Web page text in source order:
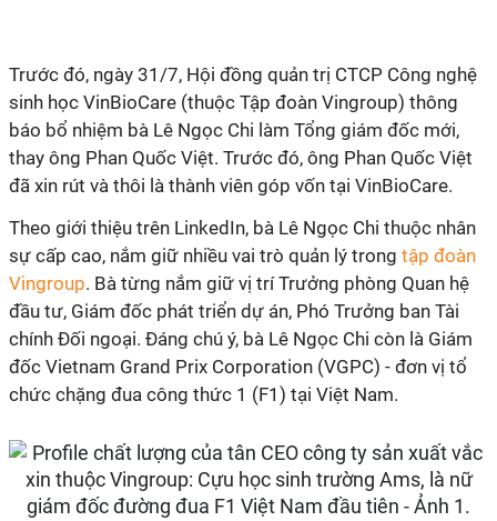
Trước đó, ngày 31/7, Hội đồng quản trị CTCP Công nghệ
sinh học VinBioCare (thuộc Tập đoàn Vingroup) thông
báo bổ nhiệm bà Lê Ngọc Chi làm Tổng giám đốc mới,
thay ông Phan Quốc Việt. Trước đó, ông Phan Quốc Việt
đã xin rút và thôi là thành viên góp vốn tại VinBioCare.
Theo giới thiệu trên LinkedIn, bà Lê Ngọc Chi thuộc nhân
sự cấp cao, nắm giữ nhiều vai trò quản lý trong tập đoàn
Vingroup. Bà từng nắm giữ vị trí Trưởng phòng Quan hệ
đầu tư, Giám đốc phát triển dự án, Phó Trưởng ban Tài
chính Đối ngoại. Đáng chú ý, bà Lê Ngọc Chi còn là Giám
đốc Vietnam Grand Prix Corporation (VGPC) - đơn vị tổ
chức chặng đua công thức 1 (F1) tại Việt Nam.